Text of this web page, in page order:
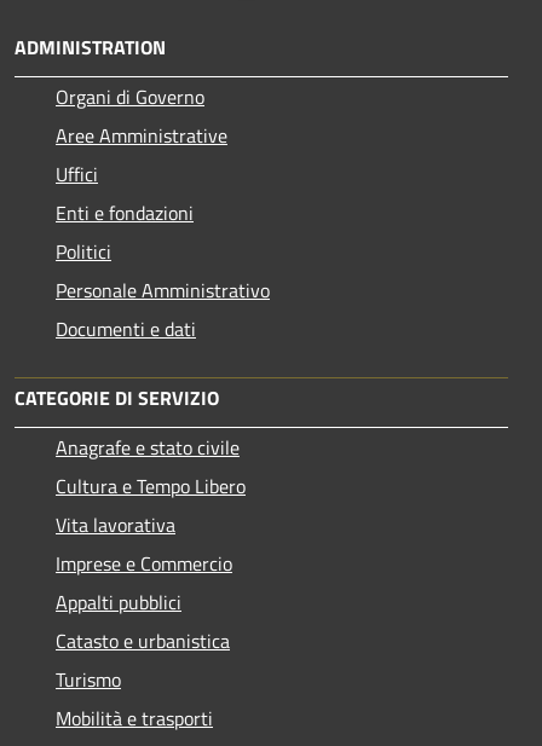
ADMINISTRATION
Organi di Governo
Aree Amministrative
Uffici
Enti e fondazioni
Politici
Personale Amministrativo
Documenti e dati
CATEGORIE DI SERVIZIO
Anagrafe e stato civile
Cultura e Tempo Libero
Vita lavorativa
Imprese e Commercio
Appalti pubblici
Catasto e urbanistica
Turismo
Mobilità e trasporti